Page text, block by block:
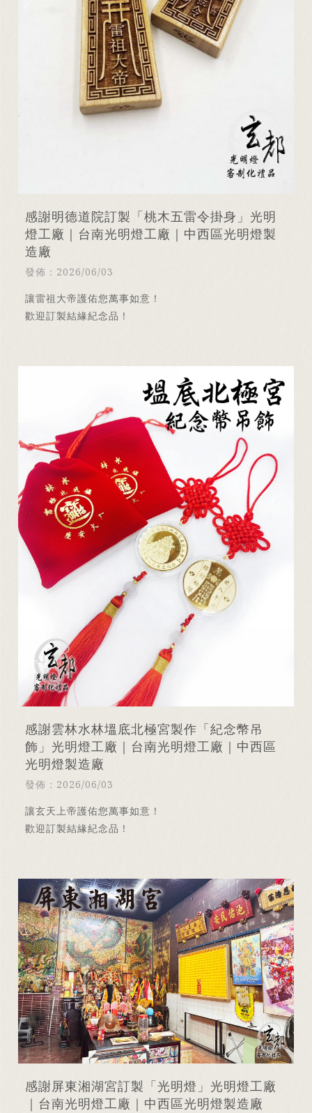
感謝明德道院訂製「桃木五雷令掛身」光明
燈工廠｜台南光明燈工廠｜中西區光明燈製
造廠
發佈：2026/06/03
讓雷祖大帝護佑您萬事如意！
歡迎訂製結緣紀念品！
感謝雲林水林塭底北極宮製作「紀念幣吊
飾」光明燈工廠｜台南光明燈工廠｜中西區
光明燈製造廠
發佈：2026/06/03
讓玄天上帝護佑您萬事如意！
歡迎訂製結緣紀念品！
感謝屏東湘湖宮訂製「光明燈」光明燈工廠
｜台南光明燈工廠｜中西區光明燈製造廠